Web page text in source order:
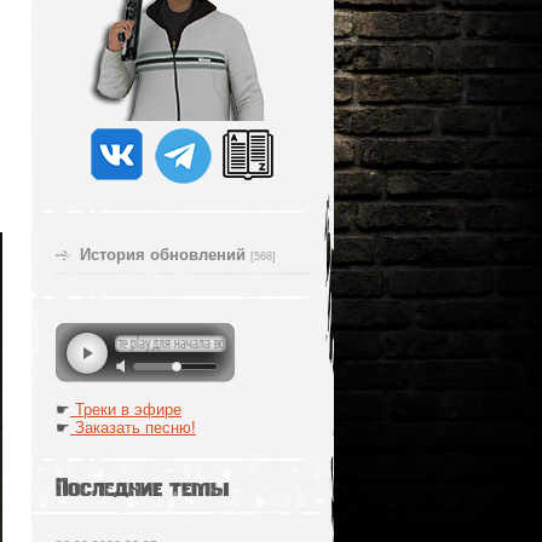
История обновлений [568]
☛ Треки в эфире
☛ Заказать песню!
Последние темы